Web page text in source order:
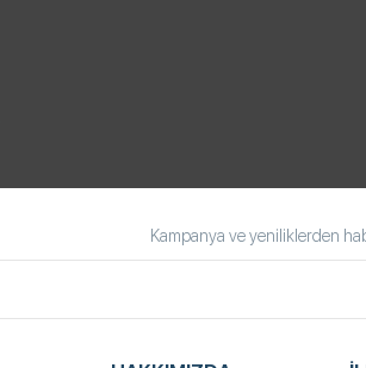
Kampanya ve yeniliklerden